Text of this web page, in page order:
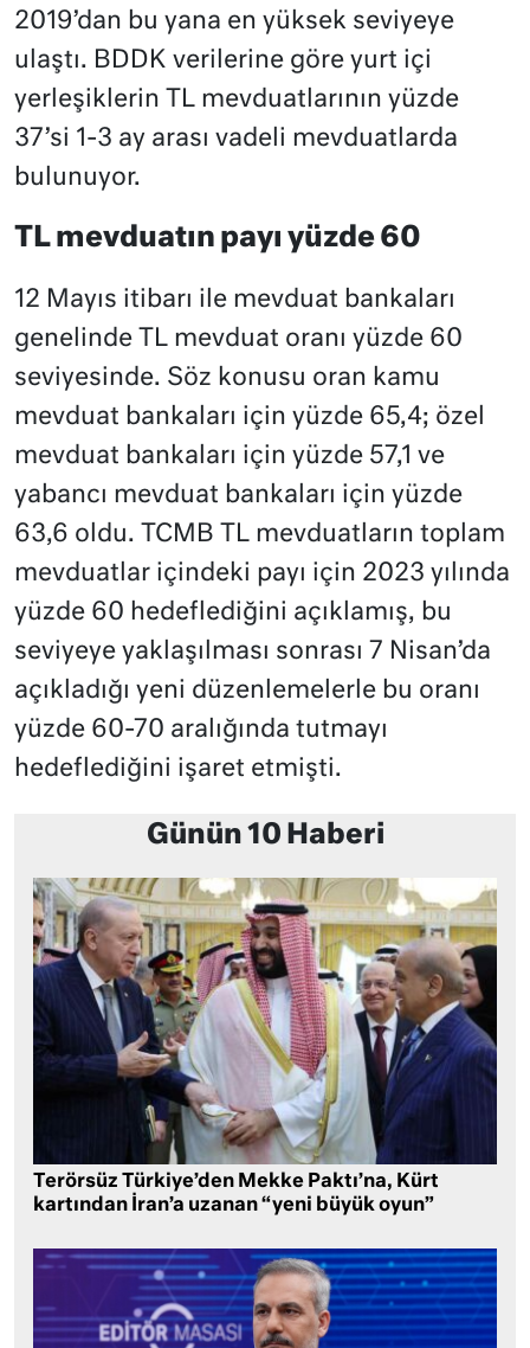
2019’dan bu yana en yüksek seviyeye
ulaştı. BDDK verilerine göre yurt içi
yerleşiklerin TL mevduatlarının yüzde
37’si 1-3 ay arası vadeli mevduatlarda
bulunuyor.
TL mevduatın payı yüzde 60
12 Mayıs itibarı ile mevduat bankaları
genelinde TL mevduat oranı yüzde 60
seviyesinde. Söz konusu oran kamu
mevduat bankaları için yüzde 65,4; özel
mevduat bankaları için yüzde 57,1 ve
yabancı mevduat bankaları için yüzde
63,6 oldu. TCMB TL mevduatların toplam
mevduatlar içindeki payı için 2023 yılında
yüzde 60 hedeflediğini açıklamış, bu
seviyeye yaklaşılması sonrası 7 Nisan’da
açıkladığı yeni düzenlemelerle bu oranı
yüzde 60-70 aralığında tutmayı
hedeflediğini işaret etmişti.
Günün 10 Haberi
Terörsüz Türkiye’den Mekke Paktı’na, Kürt
kartından İran’a uzanan “yeni büyük oyun”